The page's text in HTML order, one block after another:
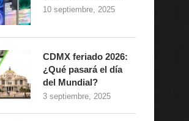
10 septiembre, 2025
CDMX feriado 2026:
¿Qué pasará el día
del Mundial?
3 septiembre, 2025